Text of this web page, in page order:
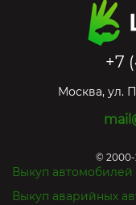
+7
Москва, ул.
©
Выкуп автомобилей
Выкуп аварийных